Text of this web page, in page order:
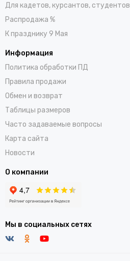
Для кадетов, курсантов, студентов
Распродажа %
К празднику 9 Мая
Информация
Политика обработки ПД
Правила продажи
Обмен и возврат
Таблицы размеров
Часто задаваемые вопросы
Карта сайта
Новости
О компании
Мы в социальных сетях